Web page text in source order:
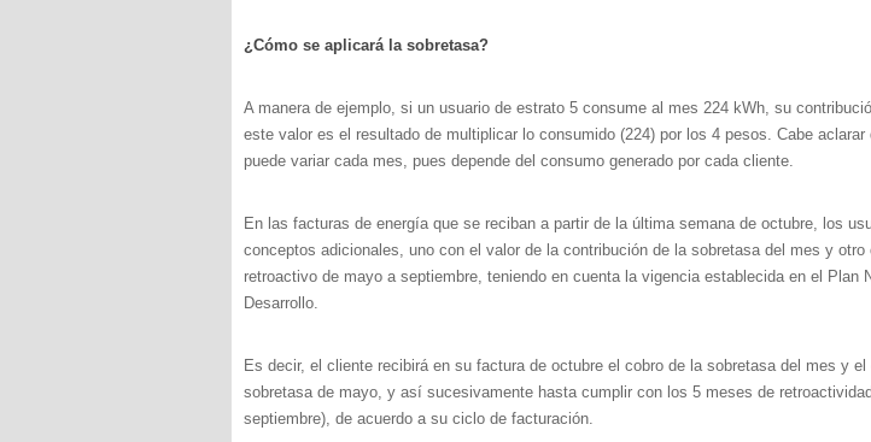
¿Cómo se aplicará la sobretasa?
A manera de ejemplo, si un usuario de estrato 5 consume al mes 224 kWh, su
este valor es el resultado de multiplicar lo consumido (224) por los 4 pesos. Cabe aclarar
puede variar cada mes, pues depende del consumo generado por cada cliente.
En las facturas de energía que se reciban a partir de la última semana de octubre, los
conceptos adicionales, uno con el valor de la contribución de la sobretasa del mes y otro
retroactivo de mayo a septiembre, teniendo en cuenta la vigencia establecida en el Plan
Desarrollo.
Es decir, el cliente recibirá en su factura de octubre el cobro de la sobretasa del mes y el
sobretasa de mayo, y así sucesivamente hasta cumplir con los 5 meses de
septiembre), de acuerdo a su ciclo de facturación.